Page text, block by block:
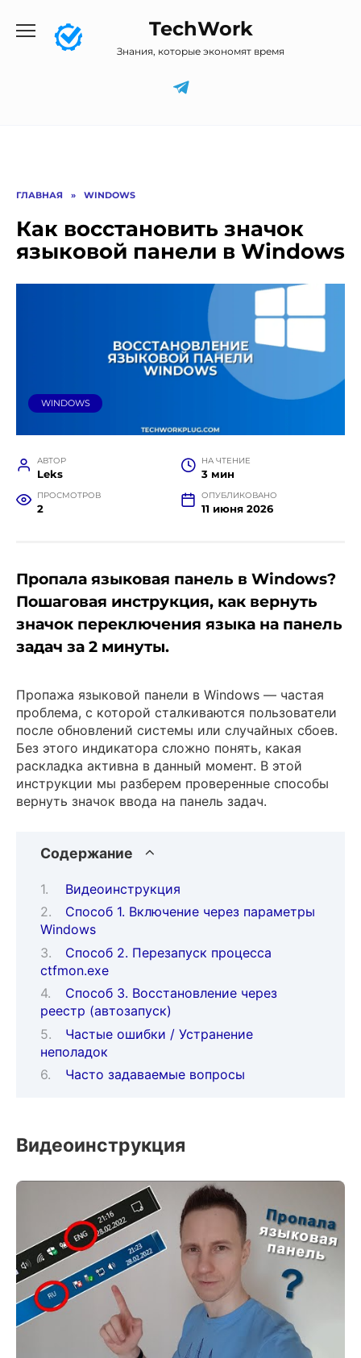
содержанию
TechWork
Знания, которые экономят время
ГЛАВНАЯ » WINDOWS
Как восстановить значок
языковой панели в Windows
WINDOWS
АВТОР
Leks
НА ЧТЕНИЕ
3 мин
ПРОСМОТРОВ
2
ОПУБЛИКОВАНО
11 июня 2026
Пропала языковая панель в Windows?
Пошаговая инструкция, как вернуть
значок переключения языка на панель
задач за 2 минуты.
Пропажа языковой панели в Windows — частая
проблема, с которой сталкиваются пользователи
после обновлений системы или случайных сбоев.
Без этого индикатора сложно понять, какая
раскладка активна в данный момент. В этой
инструкции мы разберем проверенные способы
вернуть значок ввода на панель задач.
Содержание
Видеоинструкция
Способ 1. Включение через параметры
Windows
Способ 2. Перезапуск процесса
ctfmon.exe
Способ 3. Восстановление через
реестр (автозапуск)
Частые ошибки / Устранение
неполадок
Часто задаваемые вопросы
Видеоинструкция